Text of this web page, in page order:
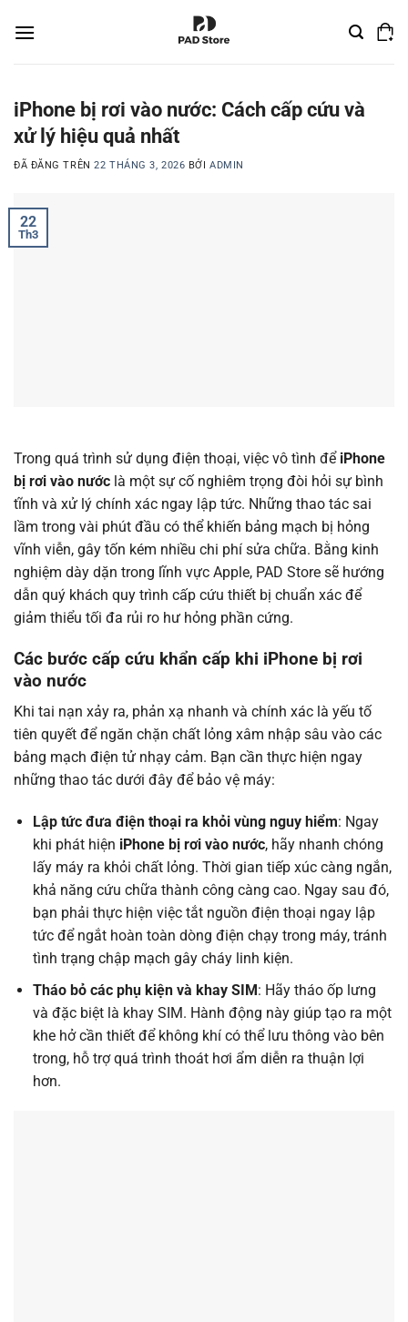
đến
iPhone bị rơi vào nước: Cách cấp cứu và
xử lý hiệu quả nhất
ĐÃ ĐĂNG TRÊN22 THÁNG 3, 2026 BỞIADMIN
22
Th3
Trong quá trình sử dụng điện thoại, việc vô tình để iPhone
bị rơi vào nước là một sự cố nghiêm trọng đòi hỏi sự bình
tĩnh và xử lý chính xác ngay lập tức. Những thao tác sai
lầm trong vài phút đầu có thể khiến bảng mạch bị hỏng
vĩnh viễn, gây tốn kém nhiều chi phí sửa chữa. Bằng kinh
nghiệm dày dặn trong lĩnh vực Apple, PAD Store sẽ hướng
dẫn quý khách quy trình cấp cứu thiết bị chuẩn xác để
giảm thiểu tối đa rủi ro hư hỏng phần cứng.
Các bước cấp cứu khẩn cấp khi iPhone bị rơi
vào nước
Khi tai nạn xảy ra, phản xạ nhanh và chính xác là yếu tố
tiên quyết để ngăn chặn chất lỏng xâm nhập sâu vào các
bảng mạch điện tử nhạy cảm. Bạn cần thực hiện ngay
những thao tác dưới đây để bảo vệ máy:
Lập tức đưa điện thoại ra khỏi vùng nguy hiểm: Ngay
khi phát hiện iPhone bị rơi vào nước, hãy nhanh chóng
lấy máy ra khỏi chất lỏng. Thời gian tiếp xúc càng ngắn,
khả năng cứu chữa thành công càng cao. Ngay sau đó,
bạn phải thực hiện việc tắt nguồn điện thoại ngay lập
tức để ngắt hoàn toàn dòng điện chạy trong máy, tránh
tình trạng chập mạch gây cháy linh kiện.
Tháo bỏ các phụ kiện và khay SIM: Hãy tháo ốp lưng
và đặc biệt là khay SIM. Hành động này giúp tạo ra một
khe hở cần thiết để không khí có thể lưu thông vào bên
trong, hỗ trợ quá trình thoát hơi ẩm diễn ra thuận lợi
hơn.